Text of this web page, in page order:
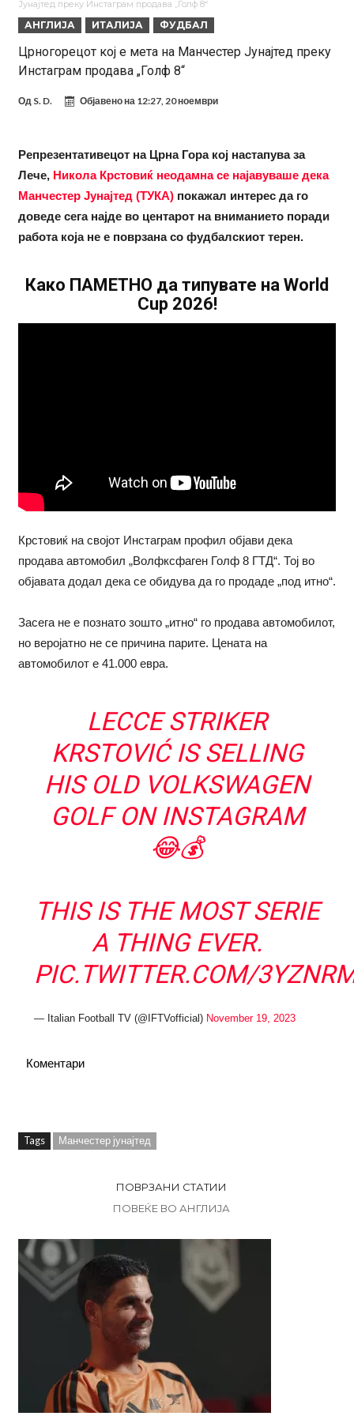
на клубот е изненадена
Барселона и Сити без договор за трансфер на Родри
Ференцварош по натпреварот
Арсенал и Манчестер Јунајтед сакаат напаѓач од Интер: Цената е
85 милиони евра
Манчестер Сити за 100 милиони евра ја носи сензацијата од СП
2010 година?
Тикет на денот (недела, 09.08.2026)
Само во Турција: Салах доби милиони, а потоа градоначалникот
го остави без зборови
Јунајтед преку Инстаграм продава „Голф 8“
АНГЛИЈА ИТАЛИЈА ФУДБАЛ
Црногорецот кој е мета на Манчестер Јунајтед преку
Инстаграм продава „Голф 8“
Од S. D. Објавено на 12:27, 20 ноември
Репрезентативецот на Црна Гора кој настапува за
Лече, Никола Крстовиќ неодамна се најавуваше дека
Манчестер Јунајтед (ТУКА)покажал интерес да го
доведе сега најде во центарот на вниманието поради
работа која не е поврзана со фудбалскиот терен.
Како ПАМЕТНО да типувате на World
Cup 2026!
Крстовиќ на својот Инстаграм профил објави дека
продава автомобил „Волфксфаген Голф 8 ГТД“. Тој во
објавата додал дека се обидува да го продаде „под итно“.
Засега не е познато зошто „итно“ го продава автомобилот,
но веројатно не се причина парите. Цената на
автомобилот е 41.000 евра.
LECCE STRIKER
KRSTOVIĆ IS SELLING
HIS OLD VOLKSWAGEN
GOLF ON INSTAGRAM
😂💰
THIS IS THE MOST SERIE
A THING EVER.
PIC.TWITTER.COM/
— Italian Football TV (@IFTVofficial) November 19, 2023
Коментари
Tags Манчестер јунајтед
ПОВРЗАНИ СТАТИИ
ПОВЕЌЕ ВО АНГЛИЈА